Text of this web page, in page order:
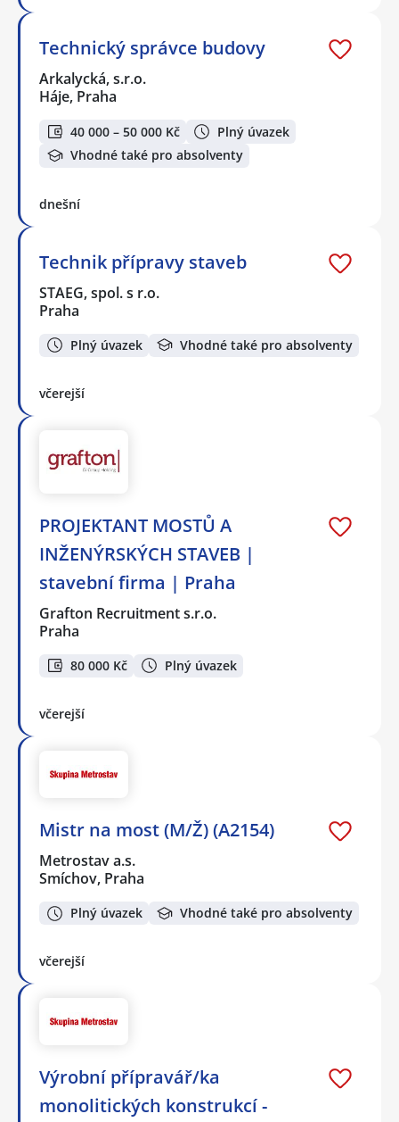
Technický správce budovy
Arkalycká, s.r.o.
Háje, Praha
40 000 – 50 000 Kč
Plný úvazek
Vhodné také pro absolventy
dnešní
Technik přípravy staveb
STAEG, spol. s r.o.
Praha
Plný úvazek Vhodné také pro absolventy
včerejší
PROJEKTANT MOSTŮ A
INŽENÝRSKÝCH STAVEB |
stavební firma | Praha
Grafton Recruitment s.r.o.
Praha
80 000 Kč Plný úvazek
včerejší
Mistr na most (M/Ž) (A2154)
Metrostav a.s.
Smíchov, Praha
Plný úvazek Vhodné také pro absolventy
včerejší
Výrobní přípravář/ka
monolitických konstrukcí -